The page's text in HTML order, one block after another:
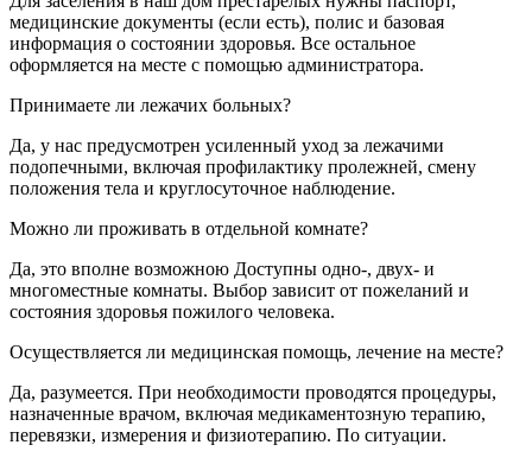
медицинские документы (если есть), полис и базовая
информация о состоянии здоровья. Все остальное
оформляется на месте с помощью администратора.
Принимаете ли лежачих больных?
Да, у нас предусмотрен усиленный уход за лежачими
подопечными, включая профилактику пролежней, смену
положения тела и круглосуточное наблюдение.
Можно ли проживать в отдельной комнате?
Да, это вполне возможною Доступны одно-, двух- и
многоместные комнаты. Выбор зависит от пожеланий и
состояния здоровья пожилого человека.
Осуществляется ли медицинская помощь, лечение на месте?
Да, разумеется. При необходимости проводятся процедуры,
назначенные врачом, включая медикаментозную терапию,
перевязки, измерения и физиотерапию. По ситуации.